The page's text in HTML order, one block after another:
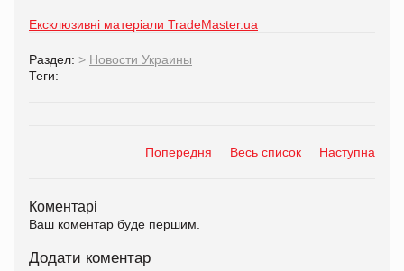
Ексклюзивні матеріали TradeMaster.ua
Раздел: > Новости Украины
Теги:
Попередня Весь список Наступна
Коментарі
Ваш коментар буде першим.
Додати коментар